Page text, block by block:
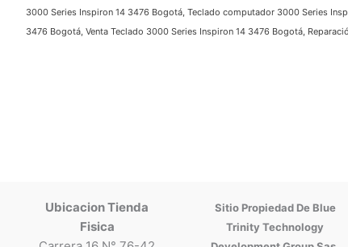
3000 Series Inspiron 14 3476 Bogotá, Teclado computador 3000 Series
3476 Bogotá, Venta Teclado 3000 Series Inspiron 14 3476 Bogotá,
Ubicacion Tienda
Fisica
Sitio Propiedad De Blue
Trinity Technology